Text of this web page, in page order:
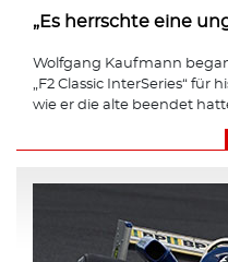
„Es herrschte eine
Wolfgang Kaufmann
„F2 Classic InterSeries“ für
wie er die alte beendet